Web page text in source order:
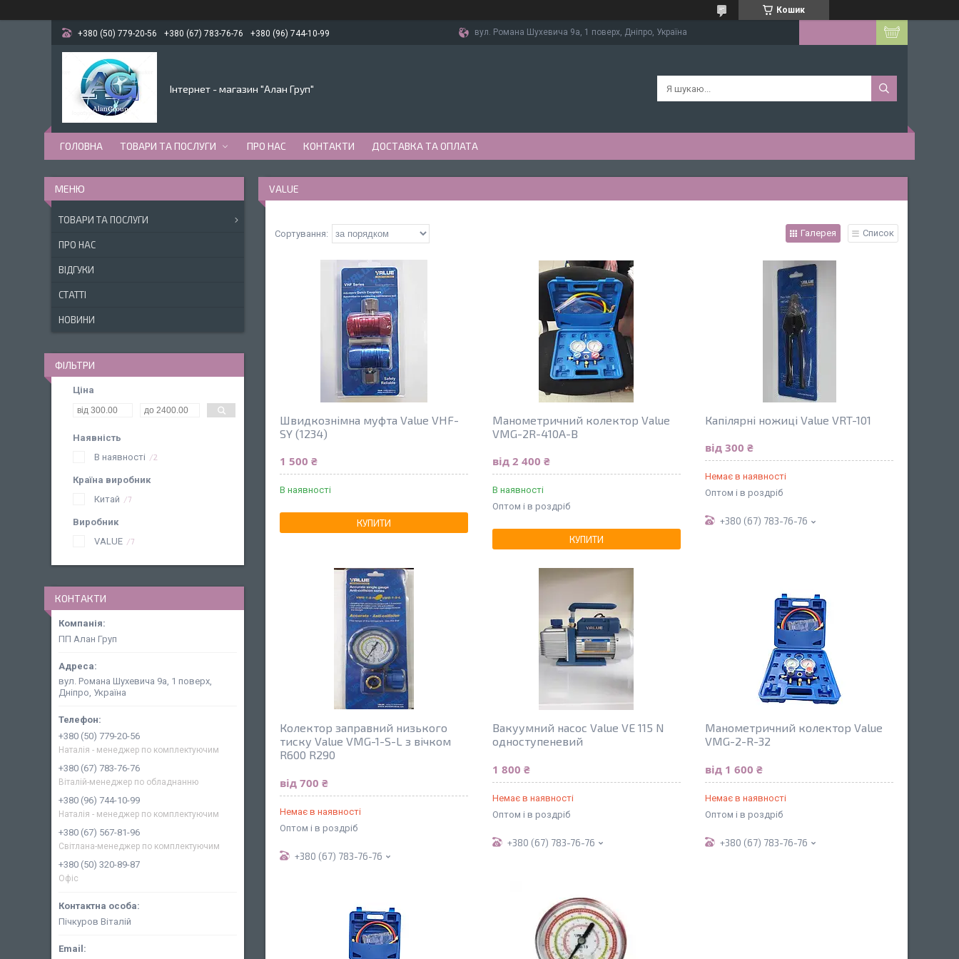
Кошик
+380 (50) 779-20-56 +380 (67) 783-76-76 +380 (96) 744-10-99 вул. Романа Шухевича 9а, 1 поверх, Дніпро, Україна
Інтернет - магазин "Алан Груп"
ГОЛОВНА ТОВАРИ ТА ПОСЛУГИ ПРО НАС КОНТАКТИ ДОСТАВКА ТА ОПЛАТА
VALUE
Галерея Список
Швидкознімна муфта Value VHF-
SY (1234)
1 500 ₴
В наявності
КУПИТИ
Манометричний колектор Value
VMG-2R-410А-В
від 2 400 ₴
В наявності
Оптом і в роздріб
КУПИТИ
Капілярні ножиці Value VRT-101
від 300 ₴
Немає в наявності
Оптом і в роздріб
+380 (67) 783-76-76
Колектор заправний низького
тиску Value VMG-1-S-L з вічком
R600 R290
від 700 ₴
Немає в наявності
Оптом і в роздріб
+380 (67) 783-76-76
Вакуумний насос Value VЕ 115 N
одноступеневий
1 800 ₴
Немає в наявності
Оптом і в роздріб
+380 (67) 783-76-76
Манометричний колектор Value
VMG-2-R-32
від 1 600 ₴
Немає в наявності
Оптом і в роздріб
+380 (67) 783-76-76
ТОВАРИ ТА ПОСЛУГИ
ПРО НАС
ВІДГУКИ
СТАТТІ
НОВИНИ
ФІЛЬТРИ
Ціна
Наявність
В наявності
2
Країна виробник
Китай
7
Виробник
VALUE
7
КОНТАКТИ
ПП Алан Груп
вул. Романа Шухевича 9а, 1 поверх,
Дніпро, Україна
+380 (50) 779-20-56
Наталія - менеджер по комплектуючим
+380 (67) 783-76-76
Віталій-менеджер по обладнанню
+380 (96) 744-10-99
Наталія - менеджер по комплектуючим
+380 (67) 567-81-96
Світлана-менеджер по комплектуючим
+380 (50) 320-89-87
Офіс
Пічкуров Віталій